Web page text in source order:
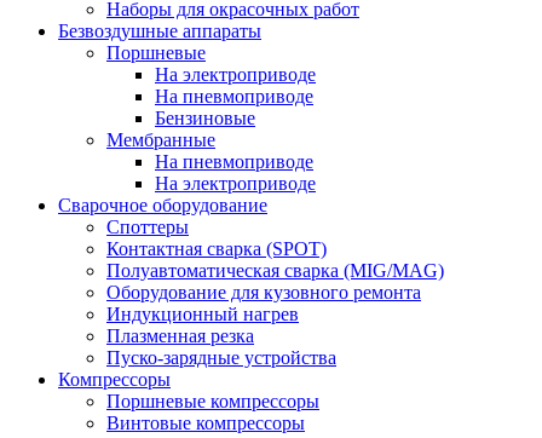
Наборы для окрасочных работ
Безвоздушные аппараты
Поршневые
На электроприводе
На пневмоприводе
Бензиновые
Мембранные
На пневмоприводе
На электроприводе
Сварочное оборудование
Споттеры
Контактная сварка (SPOT)
Полуавтоматическая сварка (MIG/MAG)
Оборудование для кузовного ремонта
Индукционный нагрев
Плазменная резка
Пуско-зарядные устройства
Компрессоры
Поршневые компрессоры
Винтовые компрессоры